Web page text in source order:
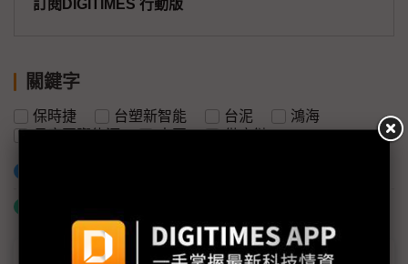
訂閱DIGITIMES 行動版
關鍵字
保時捷 台塑新智能 台泥
鴻海
長庚國際能源
中國 供應鏈
議題精選－保時捷獲利崩跌「三大元兇」浮